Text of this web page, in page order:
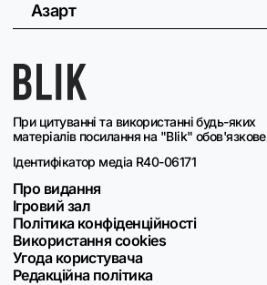
При цитуванні та використанні будь-яких
матеріалів посилання на "Blik" обов'язкове
Ідентифікатор медіа R40-06171
Про видання
Ігровий зал
Політика конфіденційності
Використання cookies
Угода користувача
Редакційна політика
Азарт